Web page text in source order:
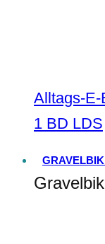
Alltags-E-
1 BD LDS